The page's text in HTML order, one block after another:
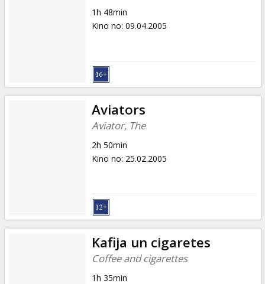
1h 48min
Kino no: 09.04.2005
Aviators
Aviator, The
2h 50min
Kino no: 25.02.2005
Kafija un cigaretes
Coffee and cigarettes
1h 35min